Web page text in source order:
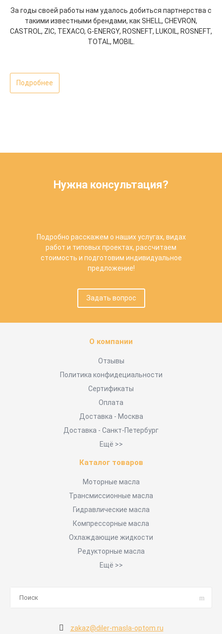
За годы своей работы нам удалось добиться партнерства с
такими известными брендами, как SHELL, CHEVRON,
CASTROL, ZIC, TEXACO, G-ENERGY, ROSNEFT, LUKOIL, ROSNEFT,
TOTAL, MOBIL.
Подробнее
Нужна консультация?
Подробно расскажем о наших услугах, видах
работ и типовых проектах, рассчитаем
стоимость и подготовим индивидуальное
предложение!
Задать вопрос
О компании
Отзывы
Политика конфидециальности
Сертификаты
Оплата
Доставка - Москва
Доставка - Санкт-Петербург
Ещё >>
Каталог товаров
Моторные масла
Трансмиссионные масла
Гидравлические масла
Компрессорные масла
Охлаждающие жидкости
Редукторные масла
Ещё >>
zakaz@diler-masla-optom.ru